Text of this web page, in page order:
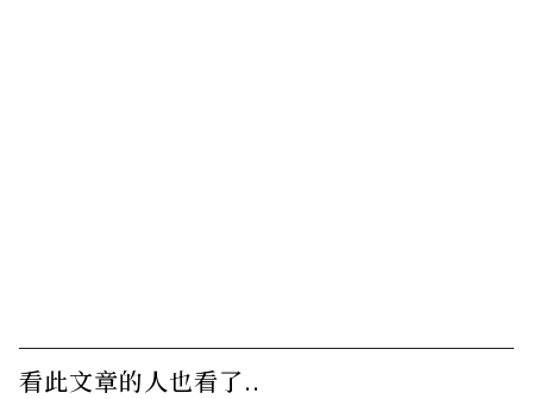
看此文章的人也看了..